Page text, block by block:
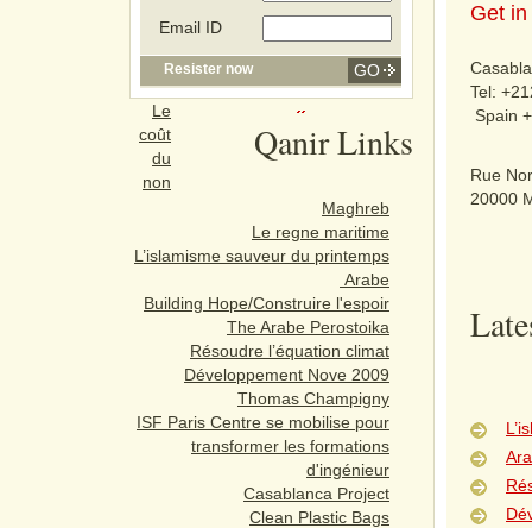
Email ID
Resister now
Qanir Links
Le
coût
du
non
Maghreb
Le regne maritime
L’islamisme sauveur du printemps
Arabe
Building Hope/Construire l'espoir
The Arabe Perostoika
Résoudre l’équation climat
Développement Nove 2009
Thomas Champigny
ISF Paris Centre se mobilise pour
transformer les formations
d'ingénieur
Casablanca Project
Clean Plastic Bags
Get
Tel:
Spain
Rue
20000